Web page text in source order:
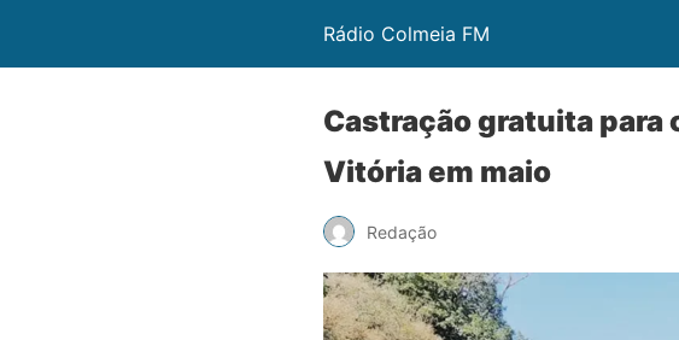
Rádio Colmeia FM
Castração gratuita para
Vitória em maio
Redação